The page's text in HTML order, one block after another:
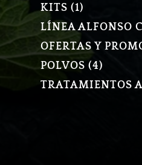
KITS 11
PRODUCTO
LÍNEA ALFONSO
OFERTAS Y
POLVOS 44
TRATAMIENTOS